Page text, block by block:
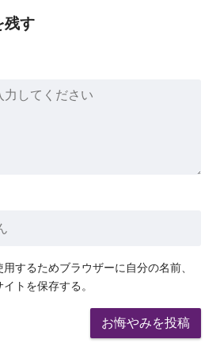
残す
するためブラウザーに自分の名前、
トを保存する。